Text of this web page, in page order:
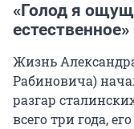
«Голод я
естественное»
Жизнь
Рабиновича)
разгар
всего три года,